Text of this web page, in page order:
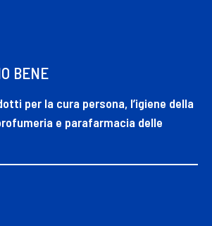
BENE
per la cura persona, l’igiene della
e parafarmacia delle